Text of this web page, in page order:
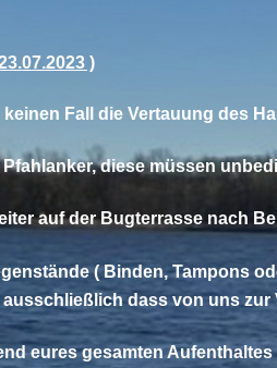
)
keinen Fall die Vertauung des
diese müssen
auf der Bugterrasse nach
( Binden, Tampons
dass von uns
eures gesamten